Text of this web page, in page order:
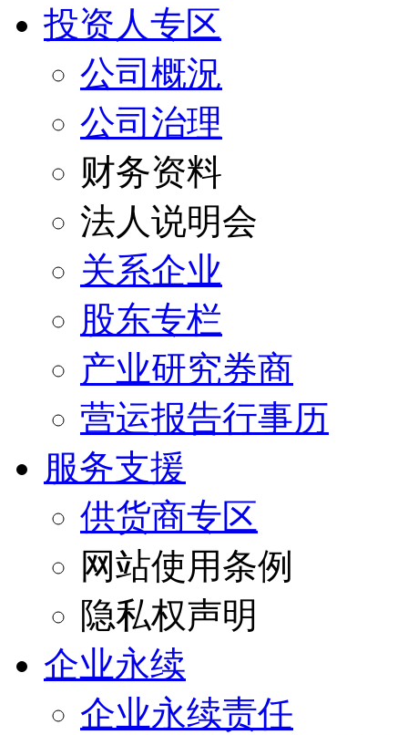
投资人专区
公司概況
公司治理
财务资料
法人说明会
关系企业
股东专栏
产业研究券商
营运报告行事历
服务支援
供货商专区
网站使用条例
隐私权声明
企业永续
企业永续责任